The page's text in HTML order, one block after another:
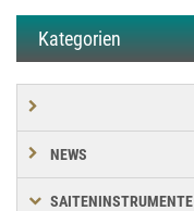
Kategorien
NEWS
SAITENINSTRUMENTE